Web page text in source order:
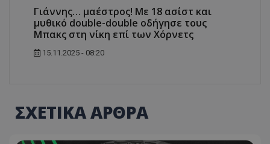
Γιάννης… μαέστρος! Με 18 ασίστ και
μυθικό double-double οδήγησε τους
Μπακς στη νίκη επί των Χόρνετς
15.11.2025 - 08:20
ΣΧΕΤΙΚΑ ΑΡΘΡΑ